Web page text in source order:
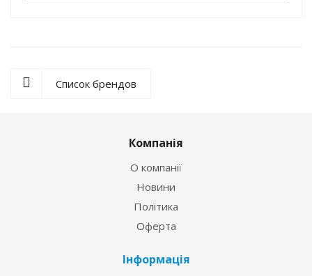
Список брендов
Компанія
О компанії
Новини
Політика
Оферта
Інформація